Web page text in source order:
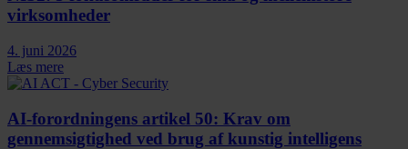
virksomheder
4. juni 2026
Læs mere
AI-forordningens artikel 50: Krav om
gennemsigtighed ved brug af kunstig intelligens